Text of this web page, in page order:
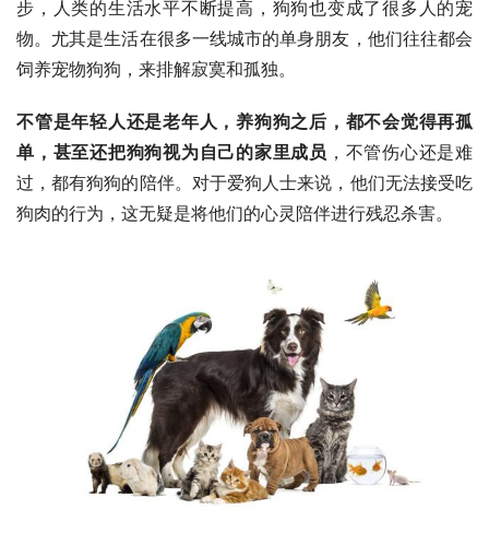
步，人类的生活水平不断提高，狗狗也变成了很多人的宠
物。尤其是生活在很多一线城市的单身朋友，他们往往都会
饲养宠物狗狗，来排解寂寞和孤独。
不管是年轻人还是老年人，养狗狗之后，都不会觉得再孤
单，甚至还把狗狗视为自己的家里成员 ，不管伤心还是难
过，都有狗狗的陪伴。对于爱狗人士来说，他们无法接受吃
狗肉的行为，这无疑是将他们的心灵陪伴进行残忍杀害。